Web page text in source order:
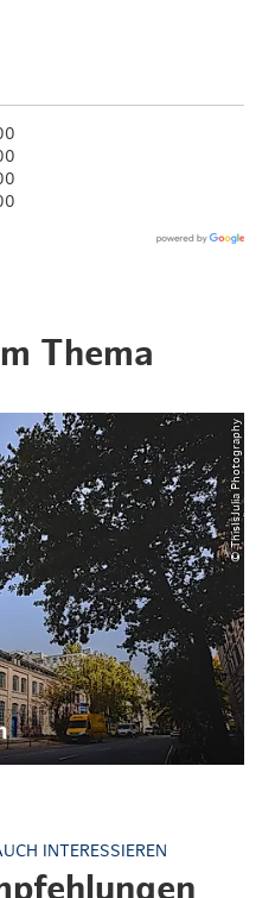
Thema
© ThisIsJulia Photography
INTERESSIEREN